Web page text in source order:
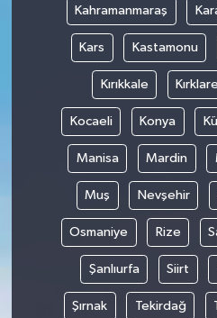
Kahramanmaraş
Kars Kastamonu
Kırıkkale
Kocaeli Konya
Manisa Mardin
Muş Nevşehir
Osmaniye Rize
Şanlıurfa Siirt
Şırnak Tekirdağ